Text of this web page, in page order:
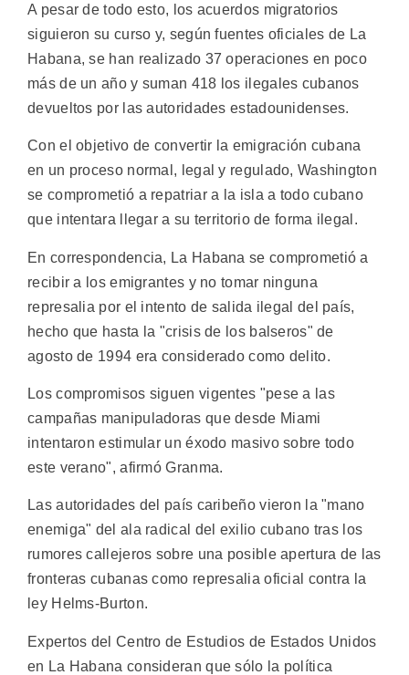
A pesar de todo esto, los acuerdos migratorios
siguieron su curso y, según fuentes oficiales de La
Habana, se han realizado 37 operaciones en poco
más de un año y suman 418 los ilegales cubanos
devueltos por las autoridades estadounidenses.
Con el objetivo de convertir la emigración cubana
en un proceso normal, legal y regulado, Washington
se comprometió a repatriar a la isla a todo cubano
que intentara llegar a su territorio de forma ilegal.
En correspondencia, La Habana se comprometió a
recibir a los emigrantes y no tomar ninguna
represalia por el intento de salida ilegal del país,
hecho que hasta la "crisis de los balseros" de
agosto de 1994 era considerado como delito.
Los compromisos siguen vigentes "pese a las
campañas manipuladoras que desde Miami
intentaron estimular un éxodo masivo sobre todo
este verano", afirmó Granma.
Las autoridades del país caribeño vieron la "mano
enemiga" del ala radical del exilio cubano tras los
rumores callejeros sobre una posible apertura de las
fronteras cubanas como represalia oficial contra la
ley Helms-Burton.
Expertos del Centro de Estudios de Estados Unidos
en La Habana consideran que sólo la política